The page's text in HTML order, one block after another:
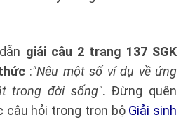
giải câu 2 trang 137 SGK
:"Nêu một số ví dụ về ứng
trong đời sống". Đừng quên
câu hỏi trong trọn bộ Giải sinh